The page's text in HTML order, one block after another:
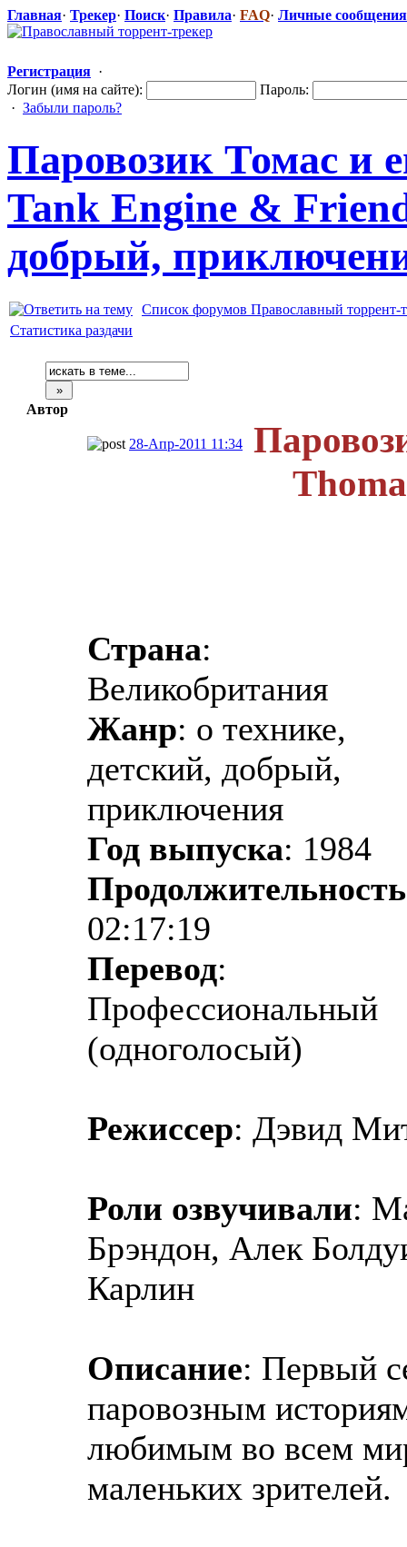
Главная· Трекер· Поиск· Правила· FAQ· Личные сообщения
Регистрация ·
Логин (имя на сайте):
Пароль:
· Забыли пароль?
Паровозик Томас и
Tank Engine &
добрый,
Список форумов Православный торрент-
Статистика раздачи
Автор
28-Апр-2011 11:34
Страна:
Великобритания
Жанр: о технике,
детский, добрый,
приключения
Год выпуска: 1984
Продолжительность
02:17:19
Перевод:
Профессиональный
(одноголосый)
Режиссер: Дэвид
Роли озвучивали:
Брэндон, Алек
Карлин
Описание: Первый
паровозным
любимым во всем
маленьких зрителей.